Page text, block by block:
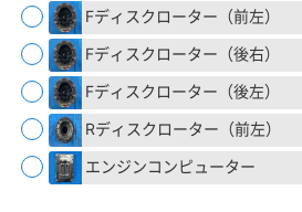
Fディスクローター（前左）
Fディスクローター（後右）
Fディスクローター（後左）
Rディスクローター（前左）
エンジンコンピューター